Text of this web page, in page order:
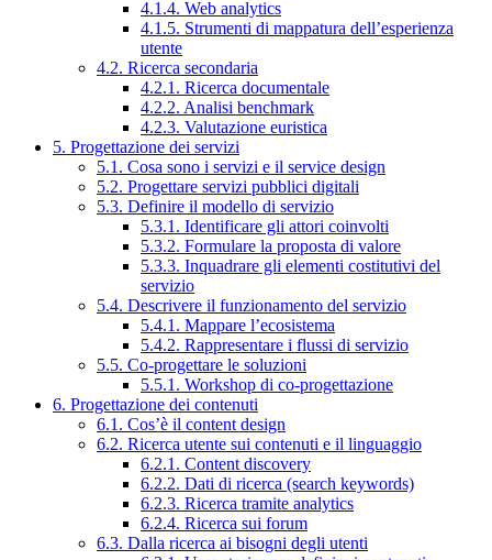
4.1.4. Web analytics
4.1.5. Strumenti di mappatura dell’esperienza
utente
4.2. Ricerca secondaria
4.2.1. Ricerca documentale
4.2.2. Analisi benchmark
4.2.3. Valutazione euristica
5. Progettazione dei servizi
5.1. Cosa sono i servizi e il service design
5.2. Progettare servizi pubblici digitali
5.3. Definire il modello di servizio
5.3.1. Identificare gli attori coinvolti
5.3.2. Formulare la proposta di valore
5.3.3. Inquadrare gli elementi costitutivi del
servizio
5.4. Descrivere il funzionamento del servizio
5.4.1. Mappare l’ecosistema
5.4.2. Rappresentare i flussi di servizio
5.5. Co-progettare le soluzioni
5.5.1. Workshop di co-progettazione
6. Progettazione dei contenuti
6.1. Cos’è il content design
6.2. Ricerca utente sui contenuti e il linguaggio
6.2.1. Content discovery
6.2.2. Dati di ricerca (search keywords)
6.2.3. Ricerca tramite analytics
6.2.4. Ricerca sui forum
6.3. Dalla ricerca ai bisogni degli utenti